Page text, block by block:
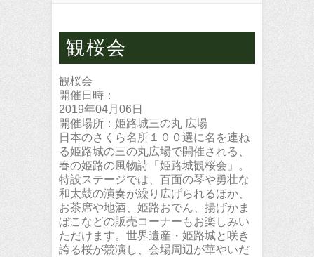
観桜会
観桜会
開催日時：
2019年04月06日
開催場所：姫路城三の丸 広場
日本のさくら名所１００選に名を連ね
る姫路城の三の丸広場で開催される、
春の姫路の風物詩「姫路城観桜会」。
特設ステージでは、百面の琴や勇壮な
和太鼓の演奏が繰り広げられるほか、
お茶席や地酒、姫路おでん、揚げかま
ぼこなどの販売コーナーもお楽しみい
ただけます。世界遺産・姫路城と咲き
誇る桜が競演し、会場周辺が華やいだ